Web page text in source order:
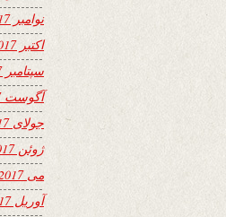
نوامبر 2017
اکتبر 2017
سپتامبر 2017
آگوست 2017
جولای 2017
ژوئن 2017
می 2017
آوریل 2017